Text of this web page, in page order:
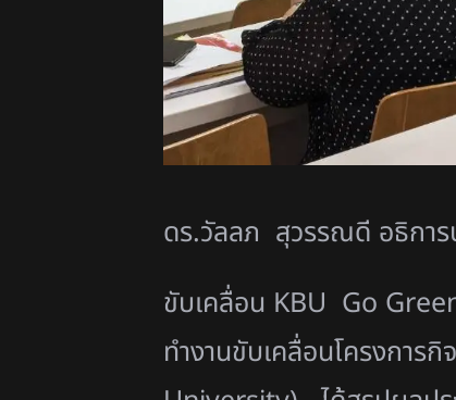
ดร.วัลลภ สุวรรณดี อธิการ
ขับเคลื่อน KBU Go
ทำงานขับเคลื่อนโครงการ